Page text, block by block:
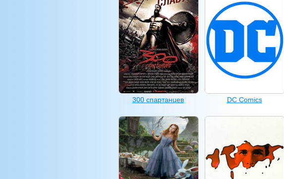
300 спартанцев DC Comics